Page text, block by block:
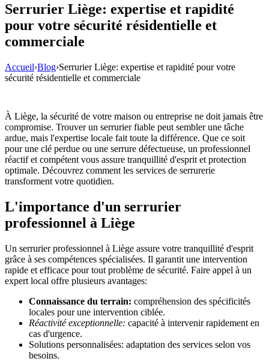
Serrurier Liège: expertise et rapidité
pour votre sécurité résidentielle et
commerciale
Accueil›Blog›Serrurier Liège: expertise et rapidité pour votre
sécurité résidentielle et commerciale
À Liège, la sécurité de votre maison ou entreprise ne doit jamais être
compromise. Trouver un serrurier fiable peut sembler une tâche
ardue, mais l'expertise locale fait toute la différence. Que ce soit
pour une clé perdue ou une serrure défectueuse, un professionnel
réactif et compétent vous assure tranquillité d'esprit et protection
optimale. Découvrez comment les services de serrurerie
transforment votre quotidien.
L'importance d'un serrurier
professionnel à Liège
Un serrurier professionnel à Liège assure votre tranquillité d'esprit
grâce à ses compétences spécialisées. Il garantit une intervention
rapide et efficace pour tout problème de sécurité. Faire appel à un
expert local offre plusieurs avantages:
Connaissance du terrain: compréhension des spécificités
locales pour une intervention ciblée.
Réactivité exceptionnelle: capacité à intervenir rapidement en
cas d'urgence.
Solutions personnalisées: adaptation des services selon vos
besoins.